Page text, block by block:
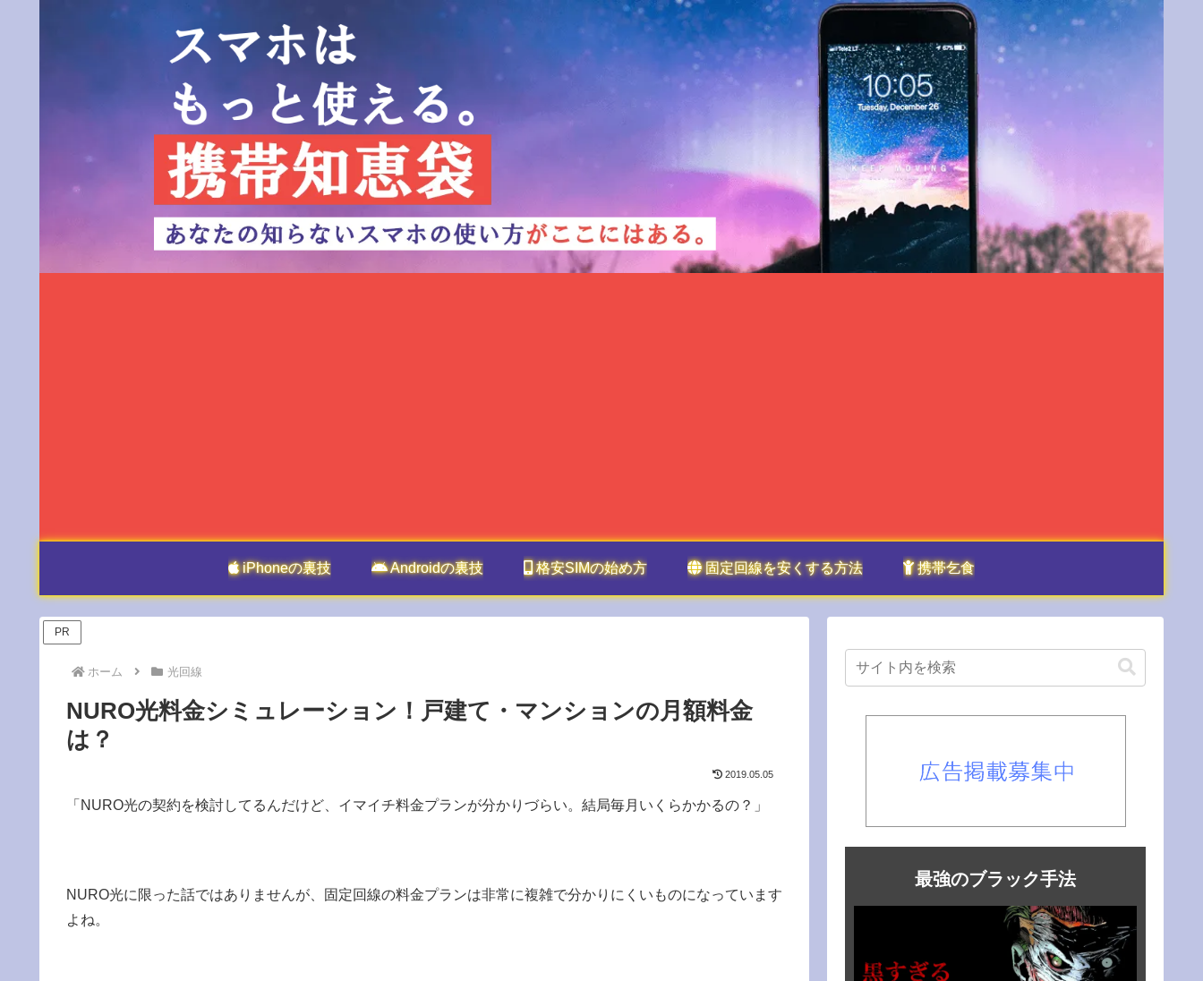
iPhoneの裏技 Androidの裏技 格安SIMの始め方 固定回線を安くする方法 携帯乞食
PR
ホーム 光回線
NURO光料金シミュレーション！戸建て・マンションの月額料金
は？
2019.05.05
「NURO光の契約を検討してるんだけど、イマイチ料金プランが分かりづらい。結局毎月いくらかかるの？」
NURO光に限った話ではありませんが、固定回線の料金プランは非常に複雑で分かりにくいものになっています
よね。
最強のブラック手法